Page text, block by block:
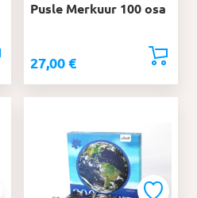
Pusle Merkuur 100 osa
27,00€